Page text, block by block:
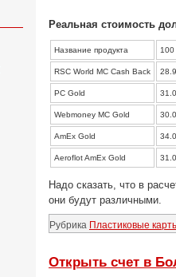
Реальная стоимость
Название продукта 100
RSC World MC Cash Back
РС Gold
Webmoney MC Gold
AmEx Gold
Aeroflot AmEx Gold
Надо сказать, что в
они будут различными.
Рубрика Пластиковые
Открыть счет в